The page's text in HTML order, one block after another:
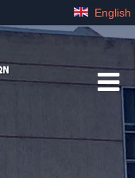
English